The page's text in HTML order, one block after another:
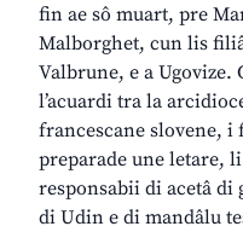
fin ae sô muart, pre
Malborghet, cun lis
Valbrune, e a Ugovize.
l’acuardi tra la
francescane slovene, i
preparade une letare,
responsabii di acetâ di
di Udin e di mandâlu